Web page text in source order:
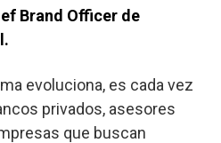
Brand Officer de
evoluciona, es cada vez
privados, asesores
que buscan